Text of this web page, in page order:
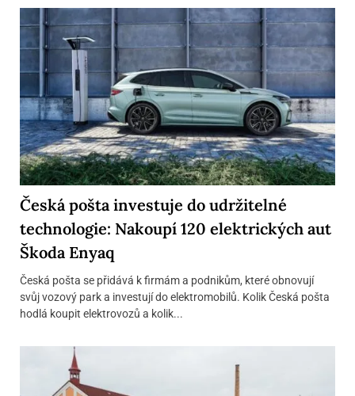
Česká pošta investuje do udržitelné
technologie: Nakoupí 120 elektrických aut
Škoda Enyaq
Česká pošta se přidává k firmám a podnikům, které obnovují
svůj vozový park a investují do elektromobilů. Kolik Česká pošta
hodlá koupit elektrovozů a kolik...